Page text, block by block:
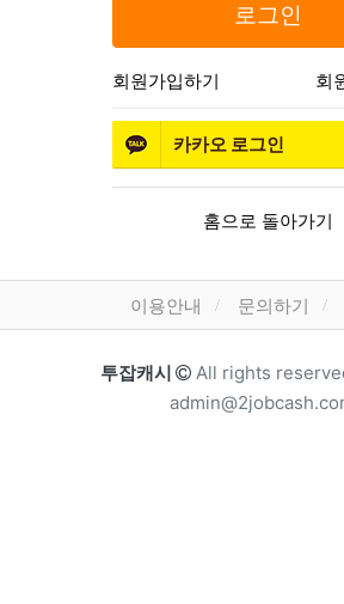
로그인
회원가입하기 회
카카오 로그인
홈으로 돌아가기
하단 메뉴이용안내 문의하기
카피라이트
투잡캐시
All rights